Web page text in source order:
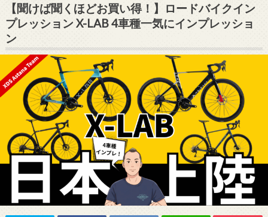
【聞けば聞くほどお買い得！】ロードバイクイン
プレッション X-LAB 4車種一気にインプレッショ
ン